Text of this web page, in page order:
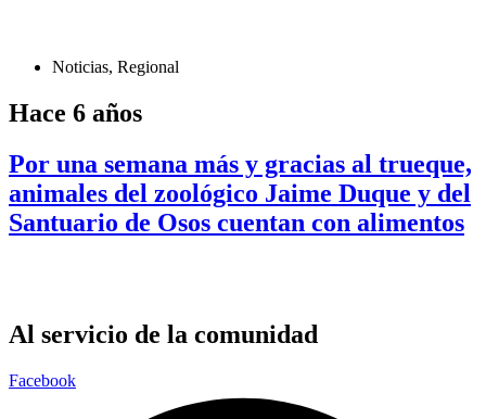
Noticias, Regional
Hace 6 años
Por una semana más y gracias al trueque,
animales del zoológico Jaime Duque y del
Santuario de Osos cuentan con alimentos
Al servicio de la comunidad
Facebook